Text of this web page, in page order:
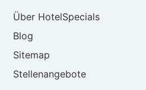
Über HotelSpecials
Blog
Sitemap
Stellenangebote